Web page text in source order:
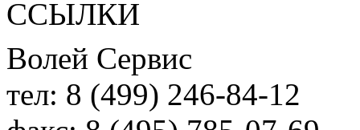
ССЫЛКИ
Волей Сервис
тел: 8 (499) 246-84-12